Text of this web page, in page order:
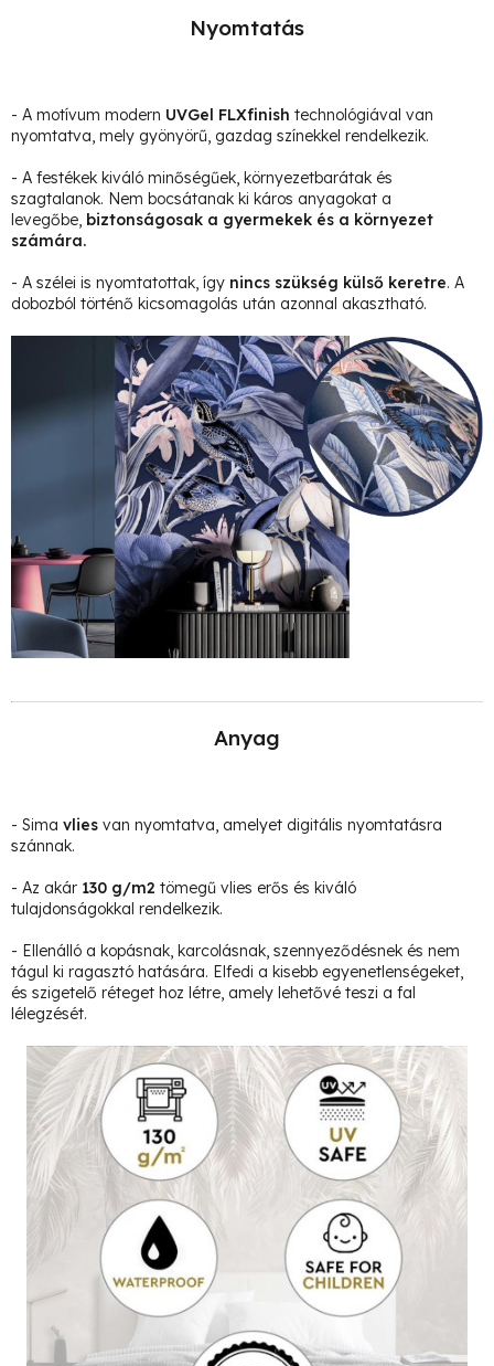
Nyomtatás
- A motívum modern UVGel FLXfinish technológiával van
nyomtatva, mely gyönyörű, gazdag színekkel rendelkezik.
- A festékek kiváló minőségűek, környezetbarátak és
szagtalanok. Nem bocsátanak ki káros anyagokat a
levegőbe, biztonságosak a gyermekek és a környezet
számára.
- A szélei is nyomtatottak, így nincs szükség külső keretre. A
dobozból történő kicsomagolás után azonnal akasztható.
Anyag
- Sima vlies van nyomtatva, amelyet digitális nyomtatásra
szánnak.
- Az akár 130 g/m2 tömegű vlies erős és kiváló
tulajdonságokkal rendelkezik.
- Ellenálló a kopásnak, karcolásnak, szennyeződésnek és nem
tágul ki ragasztó hatására. Elfedi a kisebb egyenetlenségeket,
és szigetelő réteget hoz létre, amely lehetővé teszi a fal
lélegzését.